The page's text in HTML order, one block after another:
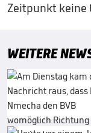
Zeitpunkt keine
WEITERE